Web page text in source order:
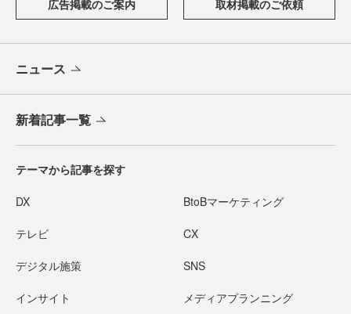
広告掲載のご案内 取材掲載のご依頼
ニュース
新着記事一覧
テーマから記事を探す
DX BtoBマーケティング
テレビ CX
デジタル施策 SNS
インサイト メディアプランニング